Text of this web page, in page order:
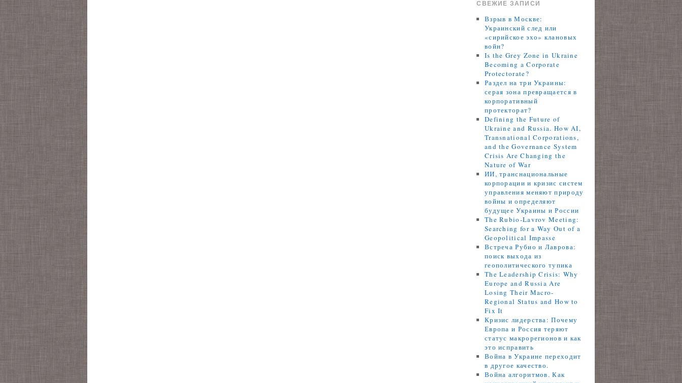
СВЕЖИЕ ЗАПИСИ
Взрыв в Москве:
Украинский след или
«сирийское эхо» клановых
войн?
Is the Grey Zone in Ukraine
Becoming a Corporate
Protectorate?
Раздел на три Украины:
серая зона превращается в
корпоративный
протекторат?
Defining the Future of
Ukraine and Russia. How AI,
Transnational Corporations,
and the Governance System
Crisis Are Changing the
Nature of War
ИИ, транснациональные
корпорации и кризис систем
управления меняют природу
войны и определяют
будущее Украины и России
The Rubio-Lavrov Meeting:
Searching for a Way Out of a
Geopolitical Impasse
Встреча Рубио и Лаврова:
поиск выхода из
геополитического тупика
The Leadership Crisis: Why
Europe and Russia Are
Losing Their Macro-
Regional Status and How to
Fix It
Кризис лидерства: Почему
Европа и Россия теряют
статус макрорегионов и как
это исправить
Война в Украине переходит
в другое качество.
Война алгоритмов. Как